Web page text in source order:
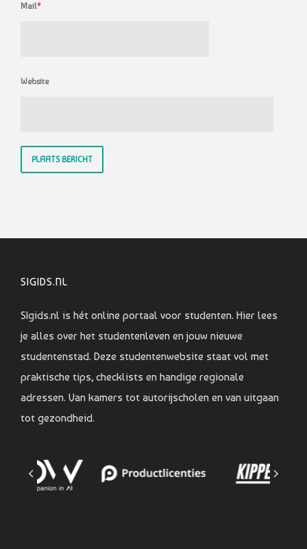
Mail*
Website
SIGIDS.NL
SIgids.nl is hét online portaal voor studenten. Hier lees
je alles over het studentenleven en jouw nieuwe
studentenstad. Deze studentenwebsite staat vol met
praktische tips, checklists en handige regionale
adressen. Van kamers tot autorijscholen en van uitgaan
tot gezondheid.